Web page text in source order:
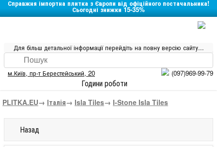
Справжня імпортна плитка з Європи від офіційного постачальника!
Сьогодні знижки 15-35%
Для більш детальної інформації перейдіть на повну версію сайту...
м.Київ, пр-т Берестейський, 20 (097)969-99-79
Години роботи
PLITKA.EU→ Італія→ Isla Tiles→ I-Stone Isla Tiles
Назад